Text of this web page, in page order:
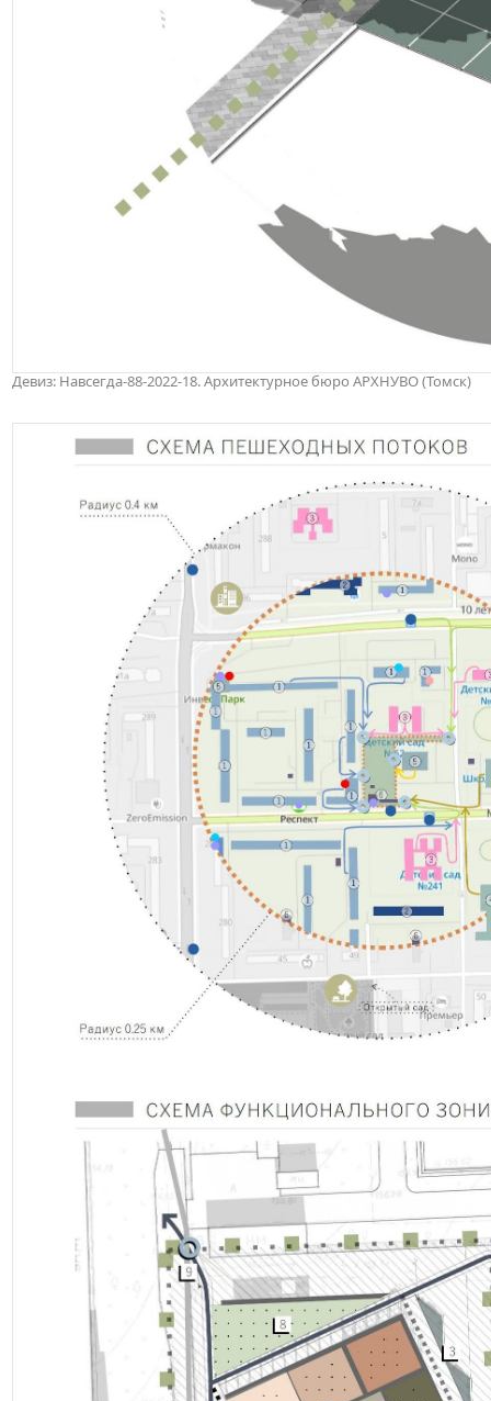
Девиз: Навсегда-88-2022-18. Архитектурное бюро АРХНУВО (Томск)